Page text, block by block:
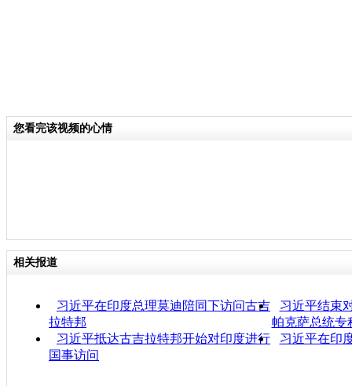
您看完该视频的心情
相关报道
习近平在印度总理莫迪陪同下访问古吉
拉特邦
习近平结束
帕克萨总统专
习近平抵达古吉拉特邦开始对印度进行
国事访问
习近平在印